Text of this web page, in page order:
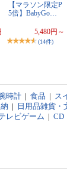
【マラソン限定P
5倍】BabyGo…
5,480円～
(14件)
時計 | 食品 | ス
| 日用品雑貨・
レビゲーム | CD